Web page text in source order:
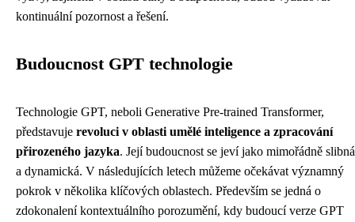
kontinuální pozornost a řešení.
Budoucnost GPT technologie
Technologie GPT, neboli Generative Pre-trained Transformer,
představuje revoluci v oblasti umělé inteligence a zpracování
přirozeného jazyka. Její budoucnost se jeví jako mimořádně slibná
a dynamická. V následujících letech můžeme očekávat významný
pokrok v několika klíčových oblastech. Především se jedná o
zdokonalení kontextuálního porozumění, kdy budoucí verze GPT